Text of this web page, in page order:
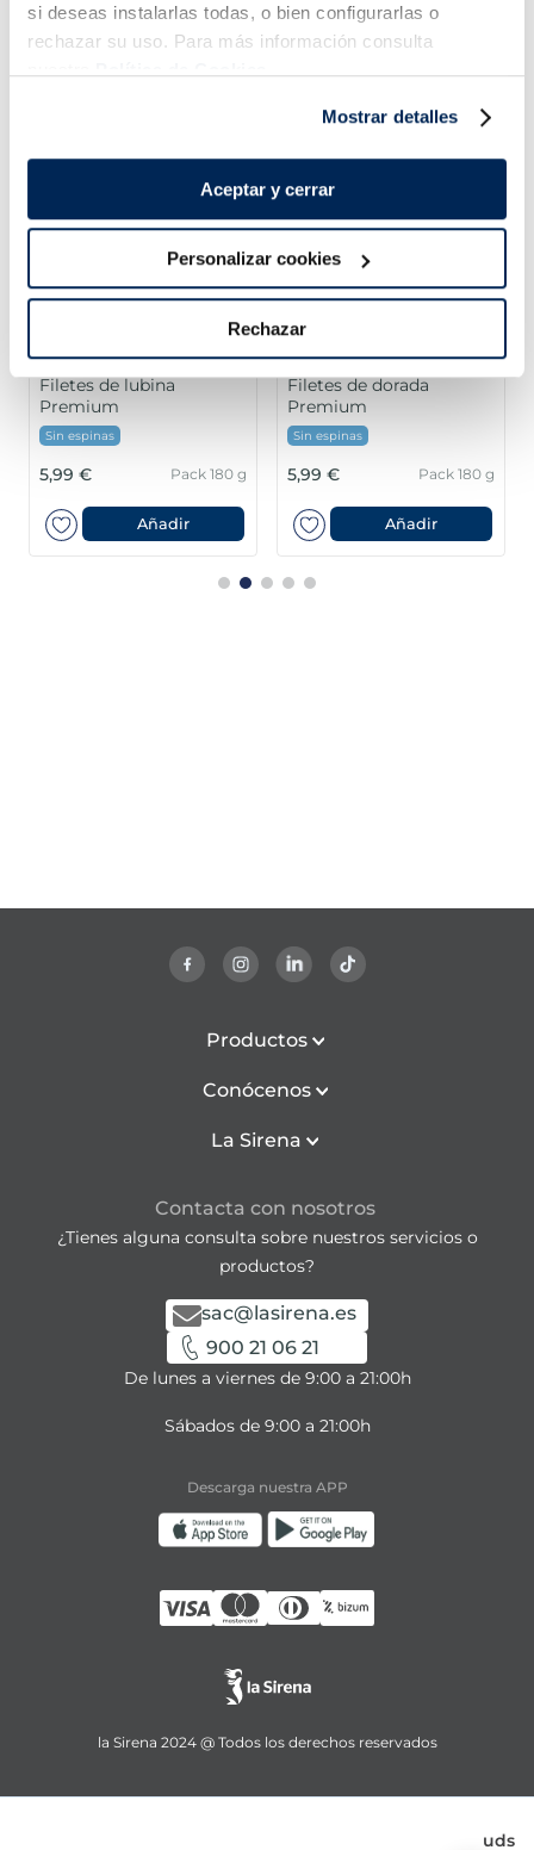
si deseas instalarlas todas, o bien configurarlas o
rechazar su uso. Para más información consulta
Mostrar detalles
Aceptar y cerrar
Personalizar cookies
Rechazar
uds
Filetes de lubina
Premium
Sin espinas
5,99 € Pack 180 g
Añadir
Filetes de dorada
Premium
Sin espinas
5,99 € Pack 180 g
Añadir
Productos
Conócenos
La Sirena
Contacta con nosotros
¿Tienes alguna consulta sobre nuestros servicios o
productos?
sac@lasirena.es
900 21 06 21
De lunes a viernes de 9:00 a 21:00h
Sábados de 9:00 a 21:00h
Descarga nuestra APP
la Sirena 2024 @ Todos los derechos reservados